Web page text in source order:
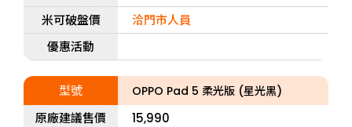
米可破盤價
洽門市人員
優惠活動
型號 OPPO Pad 5 柔光版 (星光黑)
原廠建議售價
15,990